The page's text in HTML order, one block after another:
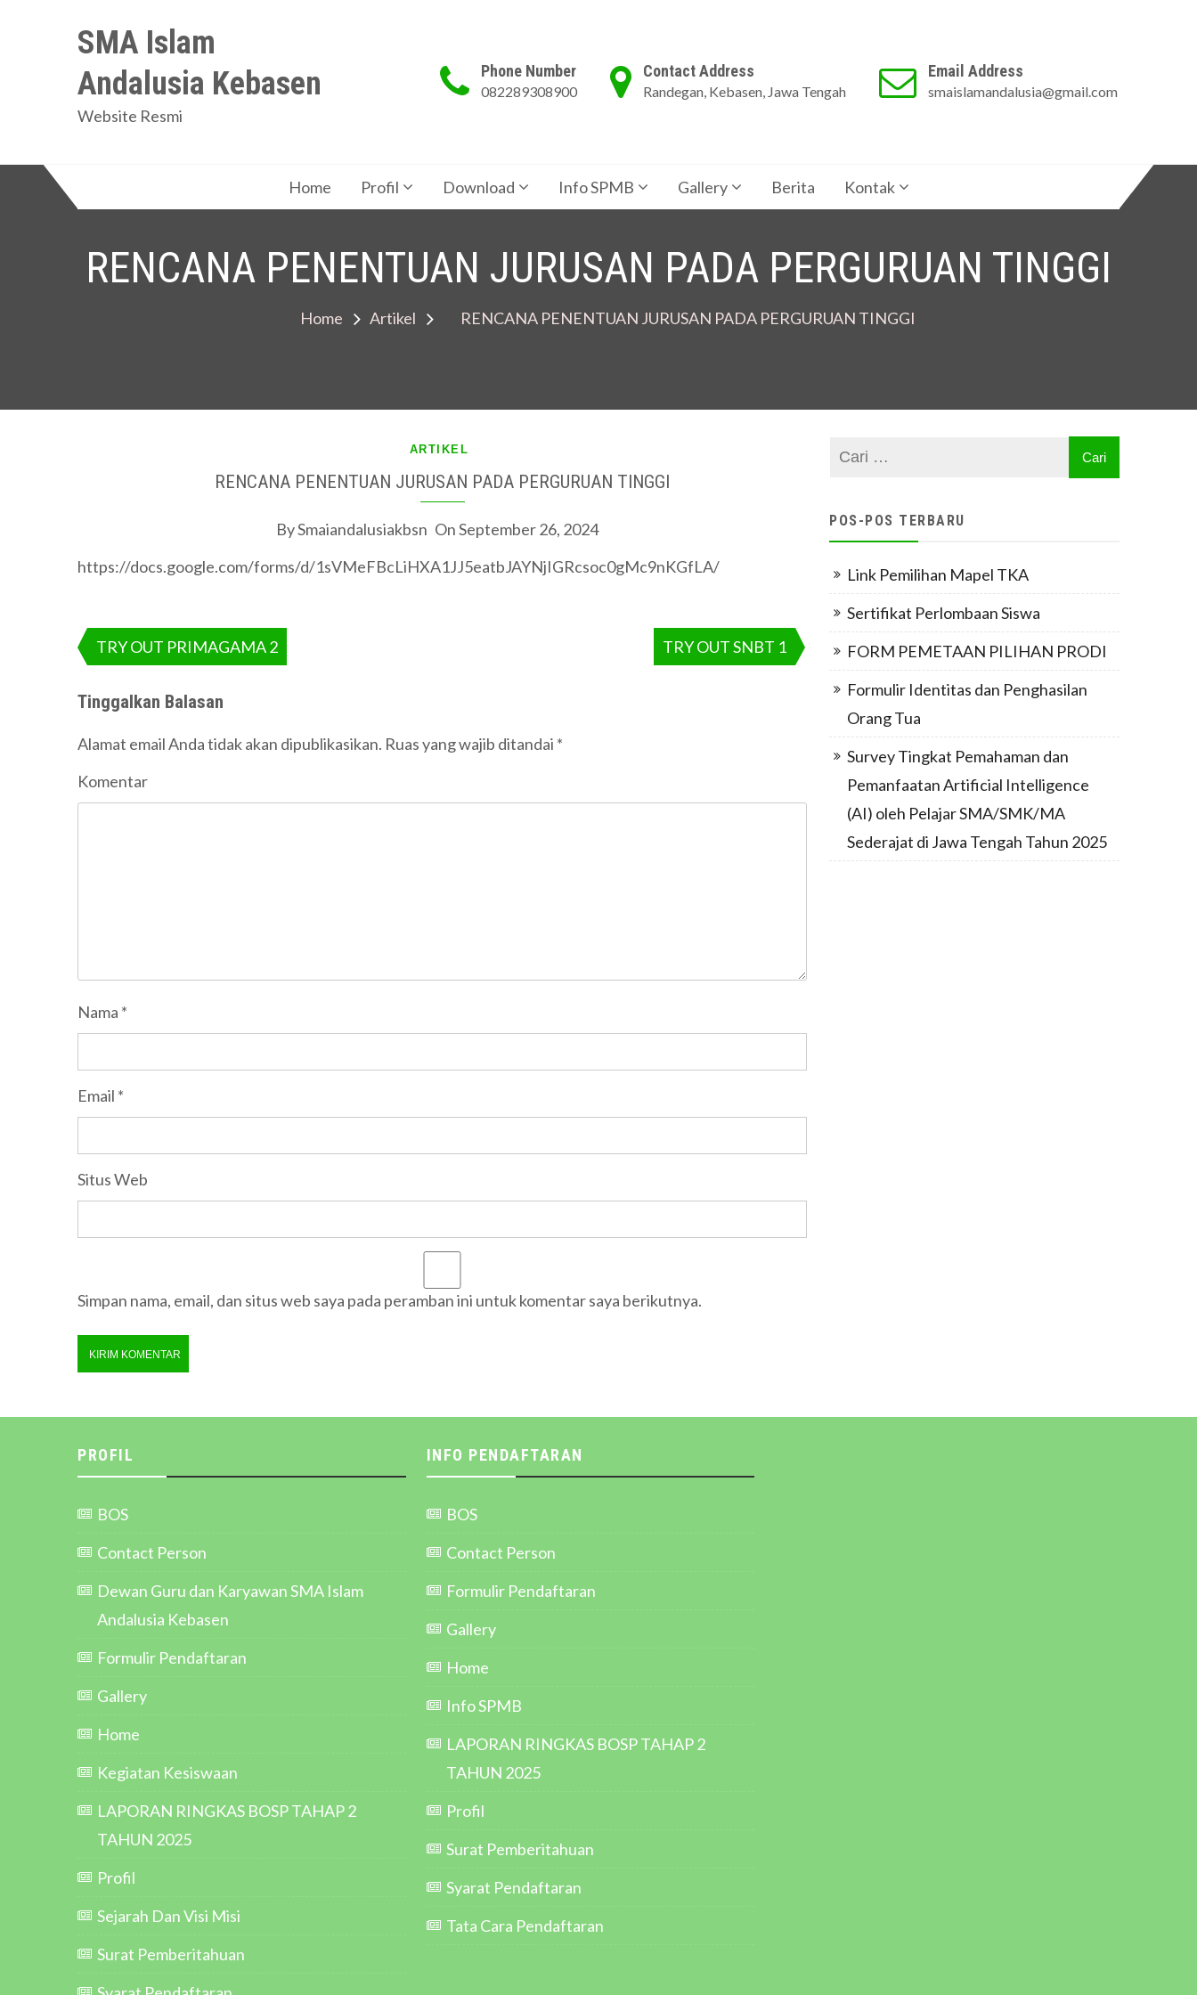
SMA Islam
Andalusia Kebasen
Website Resmi
Phone Number
082289308900
Contact Address
Randegan, Kebasen, Jawa Tengah
Email Address
smaislamandalusia@gmail.com
Home Profil Download Info SPMB Gallery Berita Kontak
RENCANA PENENTUAN JURUSAN PADA PERGURUAN TINGGI
Home Artikel RENCANA PENENTUAN JURUSAN PADA PERGURUAN TINGGI
ARTIKEL
RENCANA PENENTUAN JURUSAN PADA PERGURUAN TINGGI
BySmaiandalusiakbsn OnSeptember 26, 2024
https://docs.google.com/forms/d/1sVMeFBcLiHXA1JJ5eatbJAYNjIGRcsoc0gMc9nKGfLA/
posTRY OUT PRIMAGAMA 2 TRY OUT SNBT 1
Tinggalkan Balasan
Alamat email Anda tidak akan dipublikasikan. Ruas yang wajib ditandai *
Komentar
Nama *
Email *
Situs Web
Simpan nama, email, dan situs web saya pada peramban ini untuk komentar saya berikutnya.
POS-POS TERBARU
Link Pemilihan Mapel TKA
Sertifikat Perlombaan Siswa
FORM PEMETAAN PILIHAN PRODI
Formulir Identitas dan Penghasilan
Orang Tua
Survey Tingkat Pemahaman dan
Pemanfaatan Artificial Intelligence
(AI) oleh Pelajar SMA/SMK/MA
Sederajat di Jawa Tengah Tahun 2025
PROFIL
BOS
Contact Person
Dewan Guru dan Karyawan SMA Islam
Andalusia Kebasen
Formulir Pendaftaran
Gallery
Home
Kegiatan Kesiswaan
LAPORAN RINGKAS BOSP TAHAP 2
TAHUN 2025
Profil
Sejarah Dan Visi Misi
Surat Pemberitahuan
INFO PENDAFTARAN
BOS
Contact Person
Formulir Pendaftaran
Gallery
Home
Info SPMB
LAPORAN RINGKAS BOSP TAHAP 2
TAHUN 2025
Profil
Surat Pemberitahuan
Syarat Pendaftaran
Tata Cara Pendaftaran